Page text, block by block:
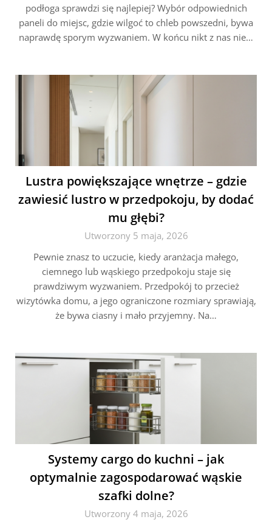
podłoga sprawdzi się najlepiej? Wybór odpowiednich
paneli do miejsc, gdzie wilgoć to chleb powszedni, bywa
naprawdę sporym wyzwaniem. W końcu nikt z nas nie…
Lustra powiększające wnętrze – gdzie
zawiesić lustro w przedpokoju, by dodać
mu głębi?
Utworzony 5 maja, 2026
Pewnie znasz to uczucie, kiedy aranżacja małego,
ciemnego lub wąskiego przedpokoju staje się
prawdziwym wyzwaniem. Przedpokój to przecież
wizytówka domu, a jego ograniczone rozmiary sprawiają,
że bywa ciasny i mało przyjemny. Na…
Systemy cargo do kuchni – jak
optymalnie zagospodarować wąskie
szafki dolne?
Utworzony 4 maja, 2026